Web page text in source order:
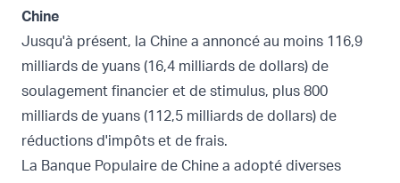
Chine
Jusqu'à présent, la Chine a annoncé au moins 116,9
milliards de yuans (16,4 milliards de dollars) de
soulagement financier et de stimulus, plus 800
milliards de yuans (112,5 milliards de dollars) de
réductions d'impôts et de frais.
La Banque Populaire de Chine a adopté diverses